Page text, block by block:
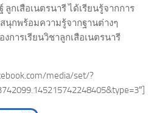
กเสือเนตรนารี ได้เรียนรู้จากการ
นุกพร้อมความรู้จากฐานต่างๆ
การเรียนวิชาลูกเสือเนตรนารี
media/set/?